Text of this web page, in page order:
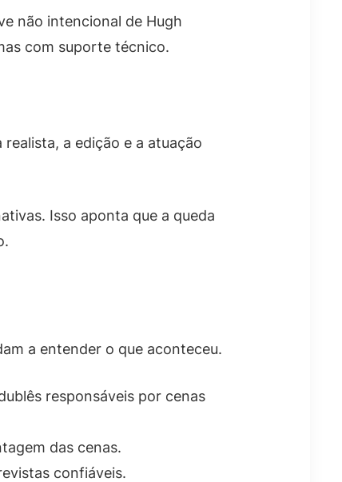
não intencional de Hugh
com suporte técnico.
a edição e a atuação
Isso aponta que a queda
a entender o que aconteceu.
responsáveis por cenas
das cenas.
confiáveis.